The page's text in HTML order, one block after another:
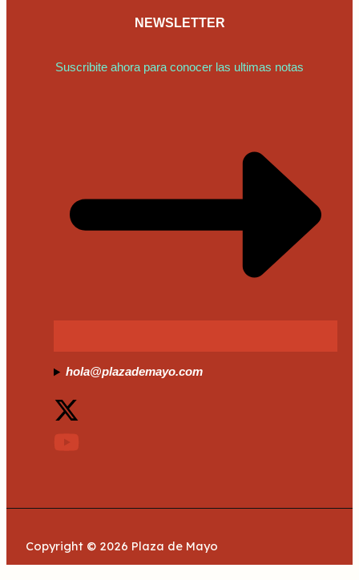
NEWSLETTER
Suscribite ahora para conocer las ultimas notas
hola@plazademayo.com
Copyright © 2026 Plaza de Mayo